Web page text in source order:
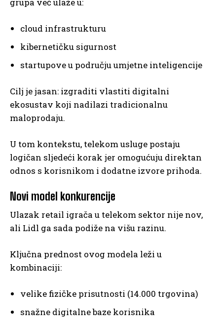
cloud infrastrukturu
kibernetičku sigurnost
startupove u području umjetne inteligencije
Cilj je jasan: izgraditi vlastiti digitalni
ekosustav koji nadilazi tradicionalnu
maloprodaju.
U tom kontekstu, telekom usluge postaju
logičan sljedeći korak jer omogućuju direktan
odnos s korisnikom i dodatne izvore prihoda.
Novi model konkurencije
Ulazak retail igrača u telekom sektor nije nov,
ali Lidl ga sada podiže na višu razinu.
Ključna prednost ovog modela leži u
kombinaciji:
velike fizičke prisutnosti (14.000 trgovina)
snažne digitalne baze korisnika